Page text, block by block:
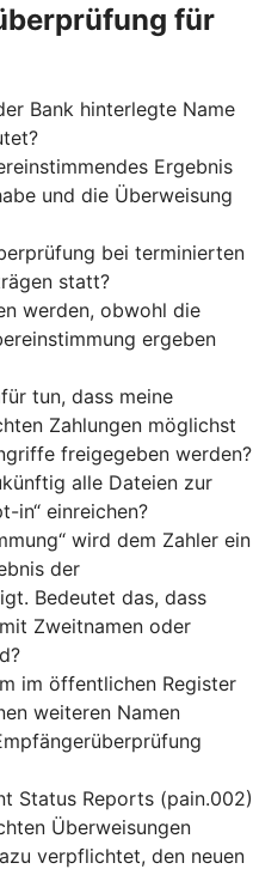
für
Bank hinterlegte Name
Ergebnis
und die Überweisung
bei terminierten
statt?
werden, obwohl die
ergeben
tun, dass meine
Zahlungen möglichst
freigegeben werden?
alle Dateien zur
in“ einreichen?
wird dem Zahler ein
der
Bedeutet das, dass
Zweitnamen oder
im öffentlichen Register
weiteren Namen
Status Reports (pain.002)
Überweisungen
verpflichtet, den neuen